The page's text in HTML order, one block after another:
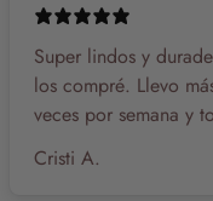
Super lindos y
los compré. Llevo
veces por semana y
Cristi A.